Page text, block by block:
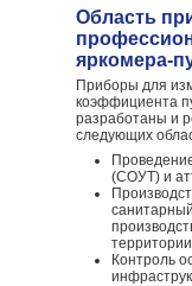
Область
яркомера-
Приборы для
коэффициента
разработаны и
следующих
(СОУТ) и
Контроль